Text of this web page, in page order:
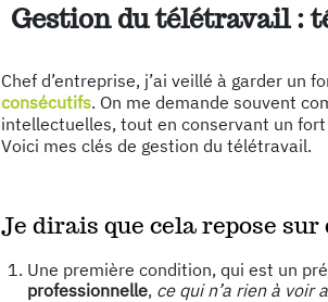
Gestion du télétravail :
Chef d’entreprise, j’ai veillé à garder un
consécutifs. On me demande souvent
intellectuelles, tout en conservant un
Voici mes clés de gestion du télétravail.
Je dirais que cela repose
Une première condition, qui est un
professionnelle, ce qui n’a rien à voir